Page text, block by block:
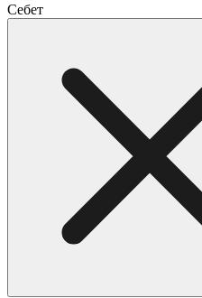
Себет